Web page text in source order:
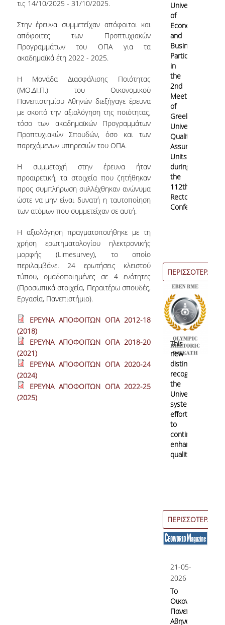
τις 14/10/2025 - 31/10/2025.
Στην έρευνα συμμετείχαν απόφοιτοι και
απόφοιτες των Προπτυχιακών
Προγραμμάτων του ΟΠΑ για τα
ακαδημαϊκά έτη 2022 - 2025.
Η Μονάδα Διασφάλισης Ποιότητας
(ΜΟ.ΔΙ.Π.) του Οικονομικού
Πανεπιστημίου Αθηνών διεξήγαγε έρευνα
με σκοπό την αξιολόγηση της ποιότητας,
τόσο των ακαδημαϊκών Προγραμμάτων
Προπτυχιακών Σπουδών, όσο και των
παρεχόμενων υπηρεσιών του ΟΠΑ.
Η συμμετοχή στην έρευνα ήταν
προαιρετική, τα στοιχεία που ζητήθηκαν
προς συμπλήρωση συλλέχθηκαν ανώνυμα
ώστε να μην είναι δυνατή η ταυτοποίηση
των ατόμων που συμμετείχαν σε αυτή.
Η αξιολόγηση πραγματοποιήθηκε με τη
χρήση ερωτηματολογίου ηλεκτρονικής
μορφής (Limesurvey), το οποίο
περιλαμβάνει 24 ερωτήσεις κλειστού
τύπου, ομαδοποιημένες σε 4 ενότητες
(Προσωπικά στοιχεία, Περαιτέρω σπουδές,
Εργασία, Πανεπιστήμιο).
ΕΡΕΥΝΑ ΑΠΟΦΟΙΤΩΝ ΟΠΑ 2012-18
(2018)
ΕΡΕΥΝΑ ΑΠΟΦΟΙΤΩΝ ΟΠΑ 2018-20
(2021)
ΕΡΕΥΝΑ ΑΠΟΦΟΙΤΩΝ ΟΠΑ 2020-24
(2024)
ΕΡΕΥΝΑ ΑΠΟΦΟΙΤΩΝ ΟΠΑ 2022-25
(2025)
University
of
Economics
and
Business
Participates
in
the
2nd
Meeting
of
Greek
University
Quality
Assurance
Units
during
the
112th
Rectors’
Conference
ΠΕΡΙΣΣΟΤΕΡΑ
09-06-
2026
This
new
distinction
recognizes
the
University's
systematic
efforts
to
continuously
enhance
quality
ΠΕΡΙΣΣΟΤΕΡΑ
21-05-
2026
Το
Οικονομικό
Πανεπιστήμιο
Αθηνών